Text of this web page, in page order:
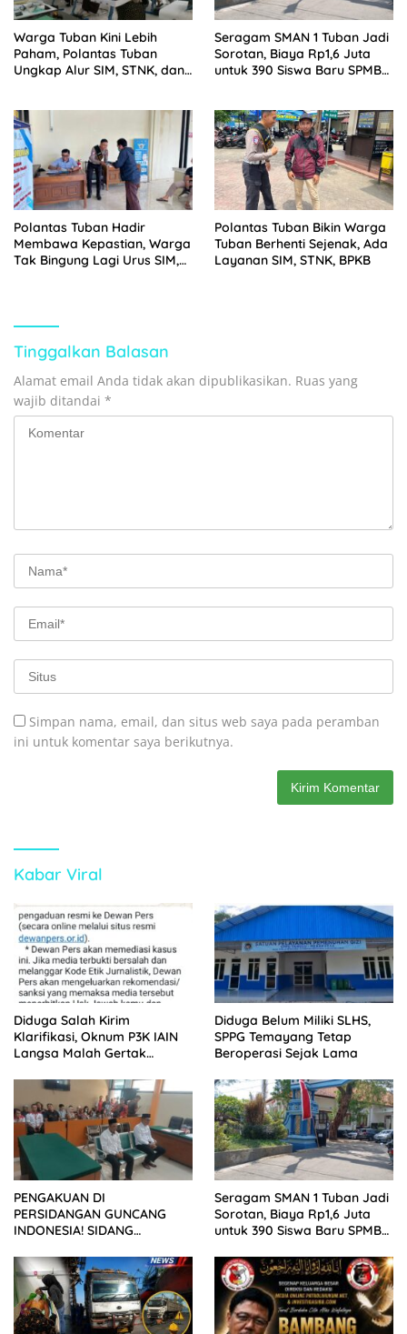
Warga Tuban Kini Lebih
Paham, Polantas Tuban
Ungkap Alur SIM, STNK, dan
Seragam SMAN 1 Tuban Jadi
Sorotan, Biaya Rp1,6 Juta
untuk 390 Siswa Baru SPMB
Polantas Tuban Hadir
Membawa Kepastian, Warga
Tak Bingung Lagi Urus SIM,
Polantas Tuban Bikin Warga
Tuban Berhenti Sejenak, Ada
Layanan SIM, STNK, BPKB
Tinggalkan Balasan
Alamat email Anda tidak akan dipublikasikan. Ruas yang
wajib ditandai *
Simpan nama, email, dan situs web saya pada peramban
ini untuk komentar saya berikutnya.
Kabar Viral
Diduga Salah Kirim
Klarifikasi, Oknum P3K IAIN
Langsa Malah Gertak
Diduga Belum Miliki SLHS,
SPPG Temayang Tetap
Beroperasi Sejak Lama
PENGAKUAN DI
PERSIDANGAN GUNCANG
INDONESIA! SIDANG
KELUARGA KORBAN
MENGAMUK DI PN MALANG
Seragam SMAN 1 Tuban Jadi
Sorotan, Biaya Rp1,6 Juta
untuk 390 Siswa Baru SPMB